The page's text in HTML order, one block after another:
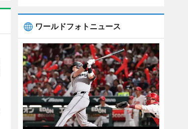
ワールドフォトニュース